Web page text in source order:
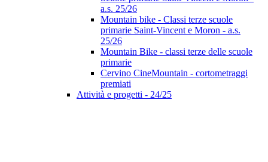
a.s. 25/26
Mountain bike - Classi terze scuole
primarie Saint-Vincent e Moron - a.s.
25/26
Mountain Bike - classi terze delle scuole
primarie
Cervino CineMountain - cortometraggi
premiati
Attività e progetti - 24/25